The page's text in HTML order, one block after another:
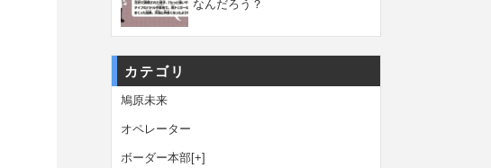
なんだろう？
カテゴリ
鳩原未来
オペレーター
ボーダー本部[+]